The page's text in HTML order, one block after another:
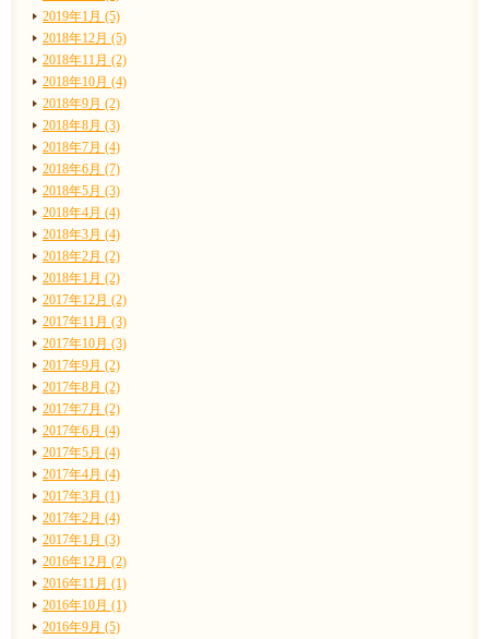
2019年1月 (5)
2018年12月 (5)
2018年11月 (2)
2018年10月 (4)
2018年9月 (2)
2018年8月 (3)
2018年7月 (4)
2018年6月 (7)
2018年5月 (3)
2018年4月 (4)
2018年3月 (4)
2018年2月 (2)
2018年1月 (2)
2017年12月 (2)
2017年11月 (3)
2017年10月 (3)
2017年9月 (2)
2017年8月 (2)
2017年7月 (2)
2017年6月 (4)
2017年5月 (4)
2017年4月 (4)
2017年3月 (1)
2017年2月 (4)
2017年1月 (3)
2016年12月 (2)
2016年11月 (1)
2016年10月 (1)
2016年9月 (5)